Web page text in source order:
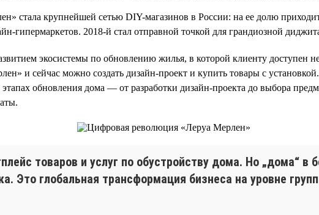
стала крупнейшей сетью DIY-магазинов в России: на ее долю
гипермаркетов. 2018-й стал отправной точкой для грандиозной
экосистемы по обновлению жилья, в которой клиенту доступен
и сейчас можно создать дизайн-проект и купить товары с
обновления дома — от разработки дизайн-проекта до выбора
товаров и услуг по обустройству дома. Но „дома“ в
Это глобальная трансформация бизнеса на уровне